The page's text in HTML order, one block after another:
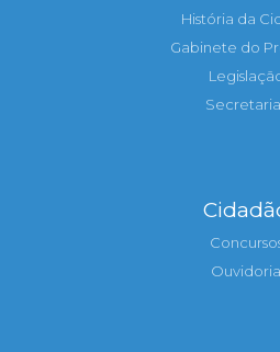
História da
Gabinete do
Ouvidoria